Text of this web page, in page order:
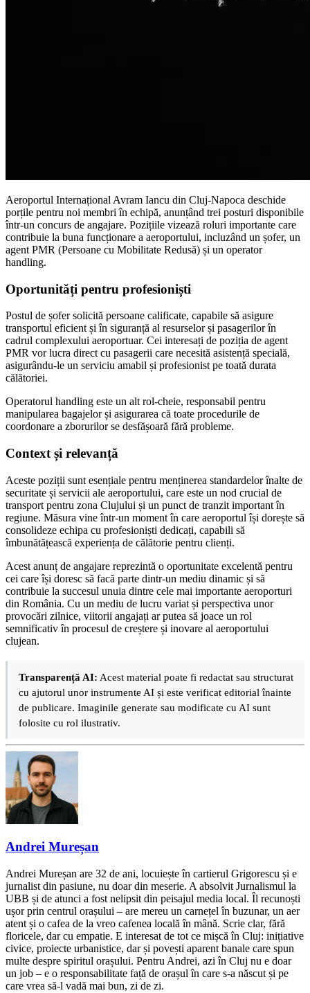
Aeroportul Internațional Avram Iancu din Cluj-Napoca deschide
porțile pentru noi membri în echipă, anunțând trei posturi disponibile
într-un concurs de angajare. Pozițiile vizează roluri importante care
contribuie la buna funcționare a aeroportului, incluzând un șofer, un
agent PMR (Persoane cu Mobilitate Redusă) și un operator
handling.
Oportunități pentru profesioniști
Postul de șofer solicită persoane calificate, capabile să asigure
transportul eficient și în siguranță al resurselor și pasagerilor în
cadrul complexului aeroportuar. Cei interesați de poziția de agent
PMR vor lucra direct cu pasagerii care necesită asistență specială,
asigurându-le un serviciu amabil și profesionist pe toată durata
călătoriei.
Operatorul handling este un alt rol-cheie, responsabil pentru
manipularea bagajelor și asigurarea că toate procedurile de
coordonare a zborurilor se desfășoară fără probleme.
Context și relevanță
Aceste poziții sunt esențiale pentru menținerea standardelor înalte de
securitate și servicii ale aeroportului, care este un nod crucial de
transport pentru zona Clujului și un punct de tranzit important în
regiune. Măsura vine într-un moment în care aeroportul își dorește să
consolideze echipa cu profesioniști dedicați, capabili să
îmbunătățească experiența de călătorie pentru clienți.
Acest anunț de angajare reprezintă o oportunitate excelentă pentru
cei care își doresc să facă parte dintr-un mediu dinamic și să
contribuie la succesul unuia dintre cele mai importante aeroporturi
din România. Cu un mediu de lucru variat și perspectiva unor
provocări zilnice, viitorii angajați ar putea să joace un rol
semnificativ în procesul de creștere și inovare al aeroportului
clujean.
Transparență AI: Acest material poate fi redactat sau structurat
cu ajutorul unor instrumente AI și este verificat editorial înainte
de publicare. Imaginile generate sau modificate cu AI sunt
folosite cu rol ilustrativ.
Andrei Mureșan
Andrei Mureșan are 32 de ani, locuiește în cartierul Grigorescu și e
jurnalist din pasiune, nu doar din meserie. A absolvit Jurnalismul la
UBB și de atunci a fost nelipsit din peisajul media local. Îl recunoști
ușor prin centrul orașului – are mereu un carnețel în buzunar, un aer
atent și o cafea de la vreo cafenea locală în mână. Scrie clar, fără
floricele, dar cu empatie. E interesat de tot ce mișcă în Cluj: inițiative
civice, proiecte urbanistice, dar și povești aparent banale care spun
multe despre spiritul orașului. Pentru Andrei, azi în Cluj nu e doar
un job – e o responsabilitate față de orașul în care s-a născut și pe
care vrea să-l vadă mai bun, zi de zi.